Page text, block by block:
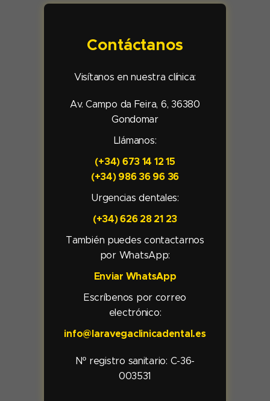
Contáctanos
Visítanos en nuestra clínica:
Av. Campo da Feira, 6, 36380
Gondomar
Llámanos:
(+34) 673 14 12 15
(+34) 986 36 96 36
Urgencias dentales:
(+34) 626 28 21 23
También puedes contactarnos
por WhatsApp:
Enviar WhatsApp
Escríbenos por correo
electrónico:
info@laravegaclinicadental.es
Nº registro sanitario: C-36-
003531